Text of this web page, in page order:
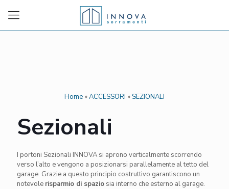
Home »ACCESSORI »SEZIONALI
Sezionali
I portoni Sezionali INNOVA si aprono verticalmente scorrendo
verso l’alto e vengono a posizionarsi parallelamente al tetto del
garage. Grazie a questo principio costruttivo garantiscono un
notevole risparmio di spazio sia interno che esterno al garage.